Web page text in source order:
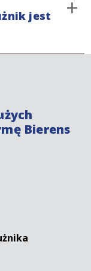
lub przez
Nasz
jest
się z
przepisy
mogą
długów.
Bierens